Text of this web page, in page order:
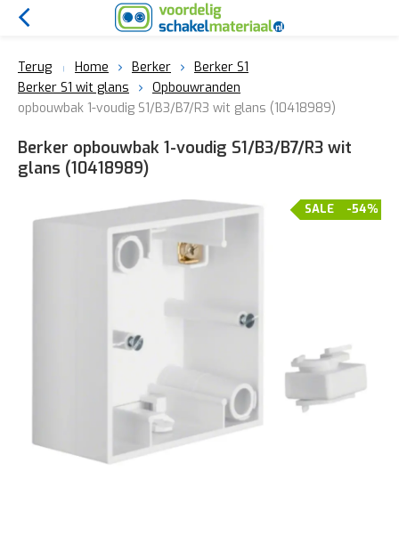
Terug Home Berker
Berker S1
Berker S1 wit glans
Opbouwranden
opbouwbak 1-voudig S1/B3/B7/R3 wit glans (10418989)
Berker opbouwbak 1-voudig S1/B3/B7/R3 wit
glans (10418989)
-54%
SALE